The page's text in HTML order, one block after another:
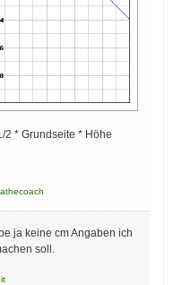
2 * Grundseite * Höhe
ja keine cm Angaben ich
soll.